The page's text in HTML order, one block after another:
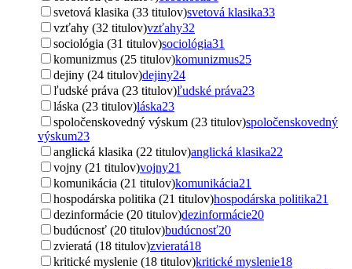
svetová klasika (33 titulov)svetová klasika33
vzťahy (32 titulov)vzťahy32
sociológia (31 titulov)sociológia31
komunizmus (25 titulov)komunizmus25
dejiny (24 titulov)dejiny24
ľudské práva (23 titulov)ľudské práva23
láska (23 titulov)láska23
spoločenskovedný výskum (23 titulov)spoločenskovedný
výskum23
anglická klasika (22 titulov)anglická klasika22
vojny (21 titulov)vojny21
komunikácia (21 titulov)komunikácia21
hospodárska politika (21 titulov)hospodárska politika21
dezinformácie (20 titulov)dezinformácie20
budúcnosť (20 titulov)budúcnosť20
zvieratá (18 titulov)zvieratá18
kritické myslenie (18 titulov)kritické myslenie18